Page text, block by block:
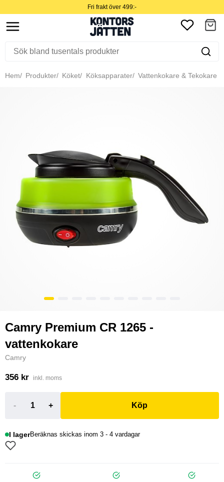
Fri frakt över 499:-
Hem Produkter Köket Köksapparater Vattenkokare & Tekokare
Camry Premium CR 1265 -
vattenkokare
Camry
356 kr inkl. moms
- + Köp
I lagerBeräknas skickas inom 3 - 4 vardagar